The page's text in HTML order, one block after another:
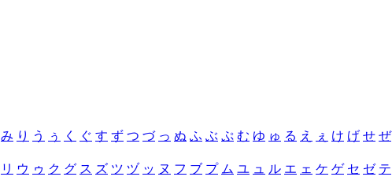
み り う ぅ く ぐ す ず つ づ っ ぬ ふ ぶ ぷ む ゆ ゅ る え ぇ け げ せ ぜ
リ ウ ゥ ク グ ス ズ ツ ヅ ッ ヌ フ ブ プ ム ユ ュ ル エ ェ ケ ゲ セ ゼ テ